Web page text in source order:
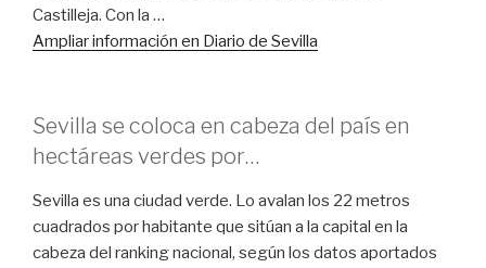
Castilleja. Con la …
Ampliar información en Diario de Sevilla
Sevilla se coloca en cabeza del país en
hectáreas verdes por…
Sevilla es una ciudad verde. Lo avalan los 22 metros
cuadrados por habitante que sitúan a la capital en la
cabeza del ranking nacional, según los datos aportados